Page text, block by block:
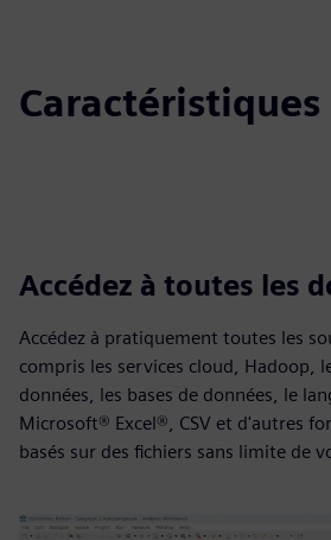
Caractéristiques
Accédez à toutes les
Accédez à pratiquement toutes les
compris les services cloud, Hadoop,
données, les bases de données, le
Microsoft® Excel®, CSV et d'autres
basés sur des fichiers sans limite de